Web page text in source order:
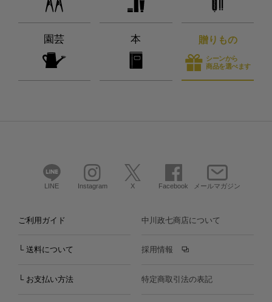
園芸 本 贈りもの
シーンから
商品を選べます
LINE Instagram X Facebook メールマガジン
ご利用ガイド
└ 送料について
└ お支払い方法
中川政七商店について
採用情報
特定商取引法の表記